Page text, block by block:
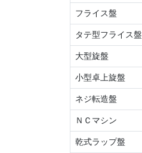
フライス盤
タテ型フライス盤
大型旋盤
小型卓上旋盤
ネジ転造盤
ＮＣマシン
乾式ラップ盤